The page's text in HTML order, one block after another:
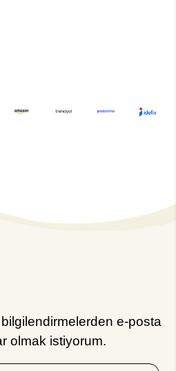
e-posta
olmak istiyorum.